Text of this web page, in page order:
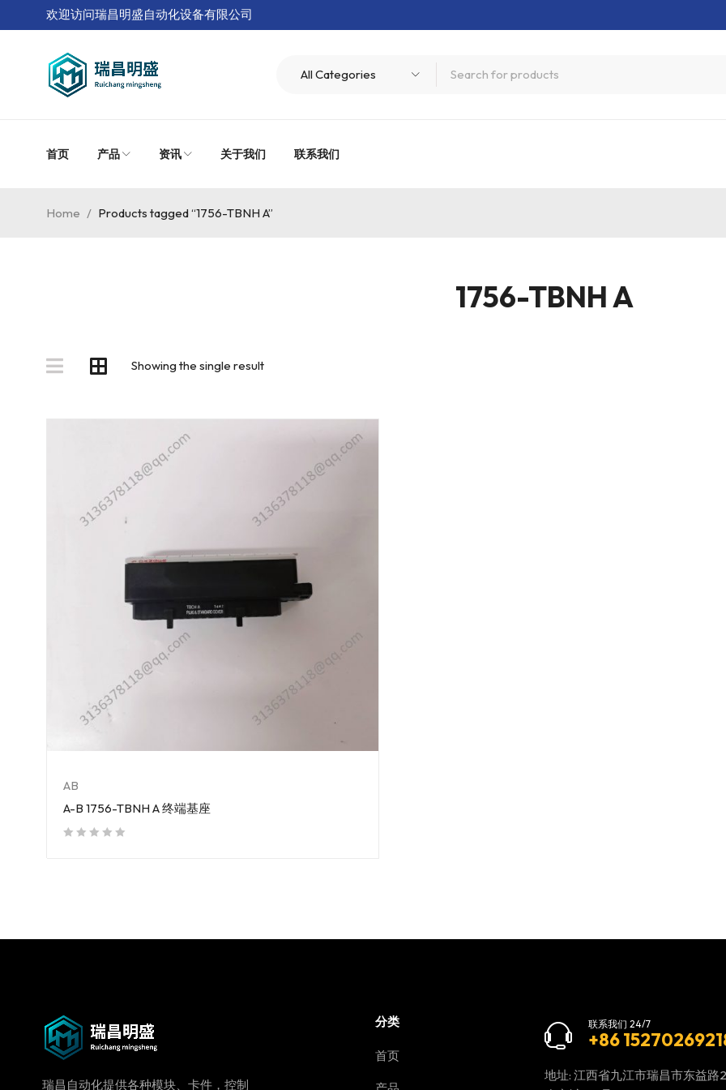
欢迎访问瑞昌明盛自动化设备有限公司
首页 产品 资讯 关于我们 联系我们
1756-TBNH A
Home / Products tagged “1756-TBNH A”
Showing the single result
AB
A-B 1756-TBNH A 终端基座
瑞昌自动化提供各种模块、卡件，控制
分类
首页
联系我们 24/7
+86
地址: 江西省九江市瑞昌市东益路